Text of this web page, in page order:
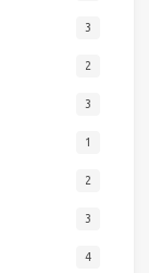
3
2
3
1
2
3
4